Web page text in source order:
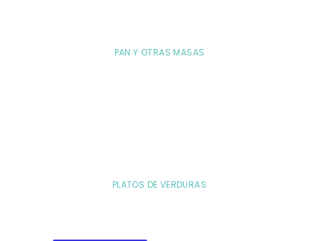
PAN Y OTRAS MASAS
PLATOS DE VERDURAS